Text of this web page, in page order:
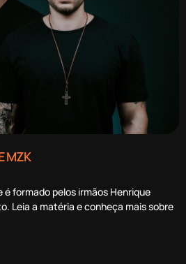
MZK
é formado pelos irmãos Henrique
Leia a matéria e conheça mais sobre